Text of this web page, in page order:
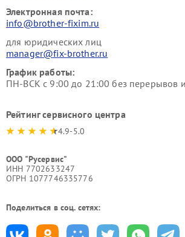
Электронная почта:
info@brother-fixim.ru
для юридических лиц
manager@fix-brother.ru
График работы:
ПН-ВСК с 9:00 до 21:00 без перерывов
Рейтинг сервисного центра
4.9-5.0
ООО "Русервис"
ИНН 7702633247
ОГРН 1077746335776
Поделиться в соц. сетях: